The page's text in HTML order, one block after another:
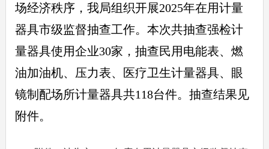
场经济秩序，我局组织开展2025年在用计量
器具市级监督抽查工作。本次共抽查强检计
量器具使用企业30家，抽查民用电能表、燃
油加油机、压力表、医疗卫生计量器具、眼
镜制配场所计量器具共118台件。抽查结果见
附件。